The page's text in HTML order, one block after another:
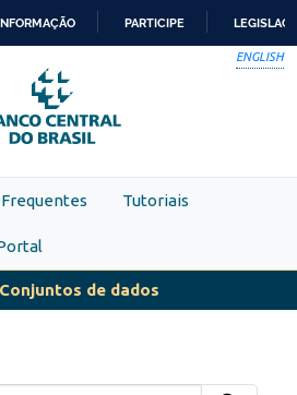
PARA
O
CONTEÚDO
PARTICIPE
ENGLISH
Tutoriais
Conjuntos de dados